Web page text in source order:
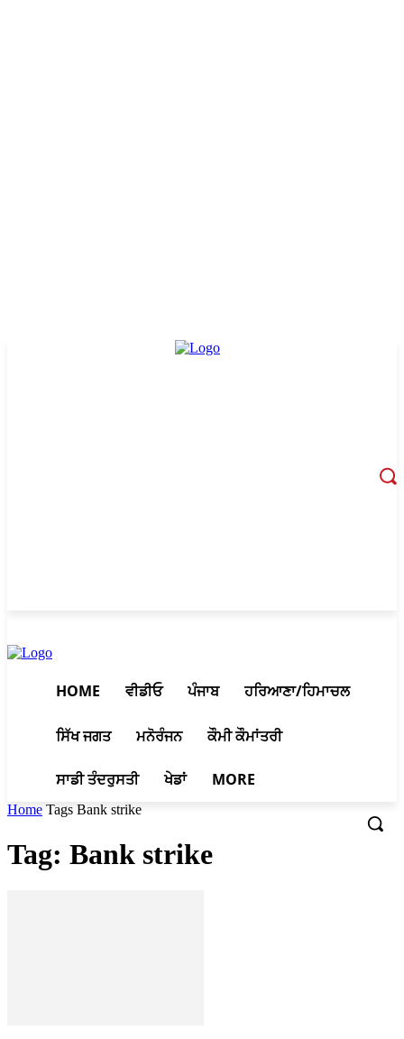
HOME ਵੀਡੀਓ ਪੰਜਾਬ ਹਰਿਆਣਾ/ਹਿਮਾਚਲ
ਸਿੱਖ ਜਗਤ ਮਨੋਰੰਜਨ ਕੌਮੀ ਕੌਮਾਂਤਰੀ
ਸਾਡੀ ਤੰਦਰੁਸਤੀ ਖੇਡਾਂ MORE
Home Tags Bank strike
Tag: Bank strike